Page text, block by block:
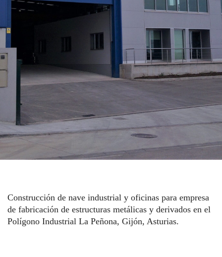
Construcción de nave industrial y oficinas para empresa
de fabricación de estructuras metálicas y derivados en el
Polígono Industrial La Peñona, Gijón, Asturias.